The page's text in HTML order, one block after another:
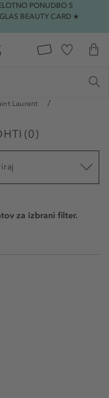
PONUDBO S
BEAUTY CARD ★
Laurent
(0)
za izbrani filter.